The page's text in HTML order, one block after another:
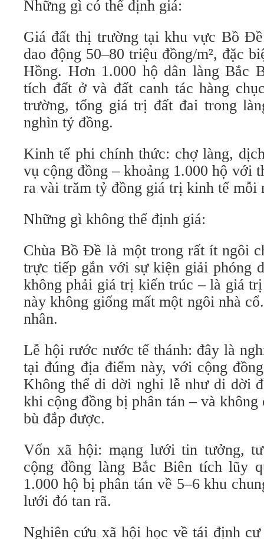
Những gì có thể định giá:
Giá đất thị trường tại khu vực Bồ
dao động 50–80 triệu đồng/m², đặc
Hồng. Hơn 1.000 hộ dân làng Bắc
tích đất ở và đất canh tác hàng
trường, tổng giá trị đất đai trong
nghìn tỷ đồng.
Kinh tế phi chính thức: chợ làng,
vụ cộng đồng – khoảng 1.000 hộ với
ra vài trăm tỷ đồng giá trị kinh tế mỗi
Những gì không thể định giá:
Chùa Bồ Đề là một trong rất ít ngôi
trực tiếp gắn với sự kiện giải phóng
không phải giá trị kiến trúc – là giá
này không giống mất một ngôi nhà
nhân.
Lễ hội rước nước tế thánh: đây là
tại đúng địa điểm này, với cộng
Không thể di dời nghi lễ như di dời
khi cộng đồng bị phân tán – và không
bù đắp được.
Vốn xã hội: mạng lưới tin tưởng,
cộng đồng làng Bắc Biên tích lũy
1.000 hộ bị phân tán về 5–6 khu
lưới đó tan rã.
Nghiên cứu xã hội học về tái định